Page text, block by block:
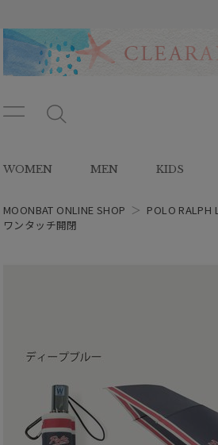
ン
ュ
ー
タ
ン
WOMEN MEN KIDS
MOONBAT ONLINE SHOP ＞ POLO RALPH
ワンタッチ開閉